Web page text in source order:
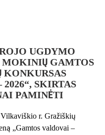
UGDYMO
GAMTOS
KONKURSAS
SKIRTAS
PAMINĖTI
r. Gražiškių
„Gamtos valdovai –